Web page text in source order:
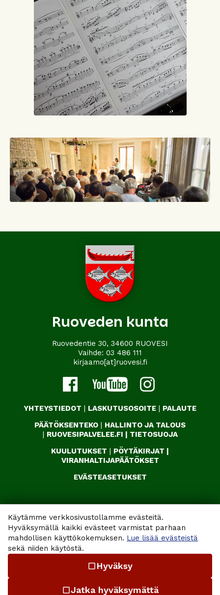
Käytämme verkkosivustollamme evästeitä.
Hyväksymällä kaikki evästeet varmistat parhaan
mahdollisen käyttökokemuksen. Lue lisää evästeistä
sekä niiden käytöstä.
check_box_outline_blank Hyväksy
check_box_outline_blankJatka hyväksymättä
Ruoveden kunta
Ruovedentie 30, 34600 RUOVESI
Vaihde: 03 486 111
kirjaamo[at]ruovesi.fi
YHTEYSTIEDOT | LASKUTUSOSOITE | PALAUTE
PÄÄTÖKSENTEKO | HALLINTO JA TALOUS
| RUOVESIPALVELEE.FI | TIETOSUOJA
KUULUTUKSET | PÖYTÄKIRJAT |
VIRANHALTIJAPÄÄTÖKSET
EVÄSTEASETUKSET